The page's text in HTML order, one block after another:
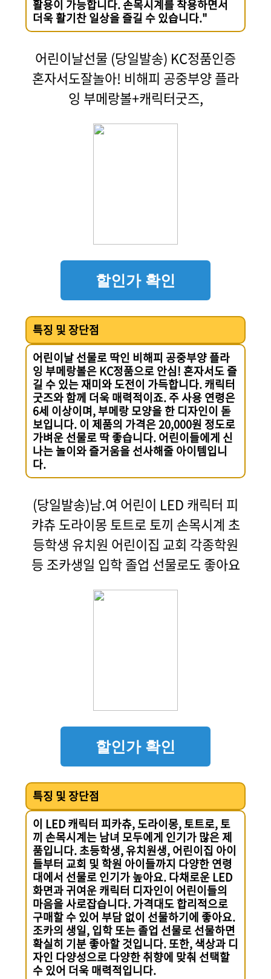
활용이 가능합니다. 손목시계를 착용하면서
더욱 활기찬 일상을 즐길 수 있습니다."
어린이날선물 (당일발송) KC정품인증
혼자서도잘놀아! 비해피 공중부양 플라
잉 부메랑볼+캐릭터굿즈,
할인가 확인
특징 및 장단점
어린이날 선물로 딱인 비해피 공중부양 플라
잉 부메랑볼은 KC정품으로 안심! 혼자서도 즐
길 수 있는 재미와 도전이 가득합니다. 캐릭터
굿즈와 함께 더욱 매력적이죠. 주 사용 연령은
6세 이상이며, 부메랑 모양을 한 디자인이 돋
보입니다. 이 제품의 가격은 20,000원 정도로
가벼운 선물로 딱 좋습니다. 어린이들에게 신
나는 놀이와 즐거움을 선사해줄 아이템입니
다.
(당일발송)남.여 어린이 LED 캐릭터 피
캬츄 도라이몽 토트로 토끼 손목시계 초
등학생 유치원 어린이집 교회 각종학원
등 조카생일 입학 졸업 선물로도 좋아요
할인가 확인
특징 및 장단점
이 LED 캐릭터 피카츄, 도라이몽, 토트로, 토
끼 손목시계는 남녀 모두에게 인기가 많은 제
품입니다. 초등학생, 유치원생, 어린이집 아이
들부터 교회 및 학원 아이들까지 다양한 연령
대에서 선물로 인기가 높아요. 다채로운 LED
화면과 귀여운 캐릭터 디자인이 어린이들의
마음을 사로잡습니다. 가격대도 합리적으로
구매할 수 있어 부담 없이 선물하기에 좋아요.
조카의 생일, 입학 또는 졸업 선물로 선물하면
확실히 기분 좋아할 것입니다. 또한, 색상과 디
자인 다양성으로 다양한 취향에 맞춰 선택할
수 있어 더욱 매력적입니다.